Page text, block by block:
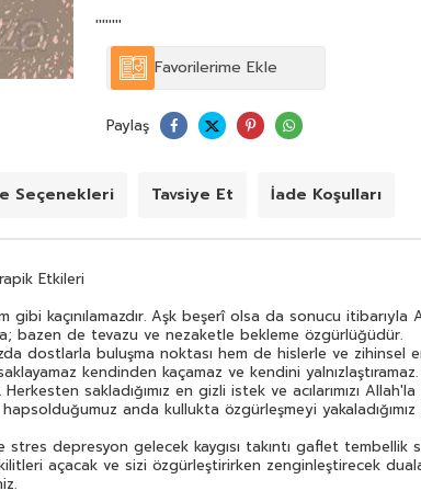
nedenle dua aynı aşk ve ölüm gibi
kaçınılmazdır.
Dua Allah ile kul arasındaki en mahrem
sakladığımız en gizli istek ve acılarımızı
Dua anı Allah'ın isim ve sıfatlarıyla bütünleşip
hapsolduğumuz anda kullukta özgürleşmeyi
Bu kitapta başarı zihin açıklığı heyecanı
huzurlu ve mutlu hissedeceksiniz.
''''''''
Favorilerime Ekle
Paylaş
Seçenekleri Tavsiye Et İade Koşulları
Etkileri
kaçınılamazdır. Aşk beşerî olsa da sonucu
bazen de tevazu ve nezaketle bekleme özgürlüğüdür.
dostlarla buluşma noktası hem de hislerle ve zihinsel
kendinden kaçamaz ve kendini
sakladığımız en gizli istek ve acılarımızı
anda kullukta özgürleşmeyi yakaladığımız
stres depresyon gelecek kaygısı takıntı gaflet
açacak ve sizi özgürleştirirken zenginleştirecek